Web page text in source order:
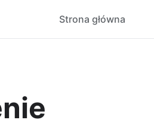
Strona główna